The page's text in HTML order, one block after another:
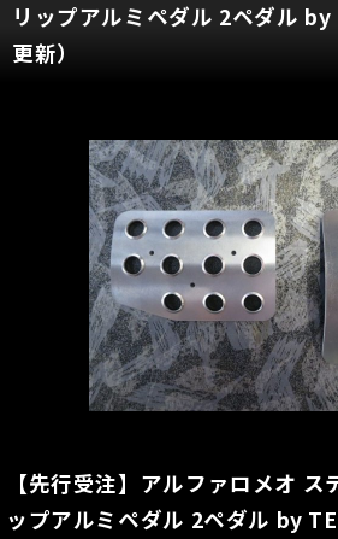
リップアルミペダル 2ペダル
更新）
【先行受注】アルファロメオ ス
ップアルミペダル 2ペダル by